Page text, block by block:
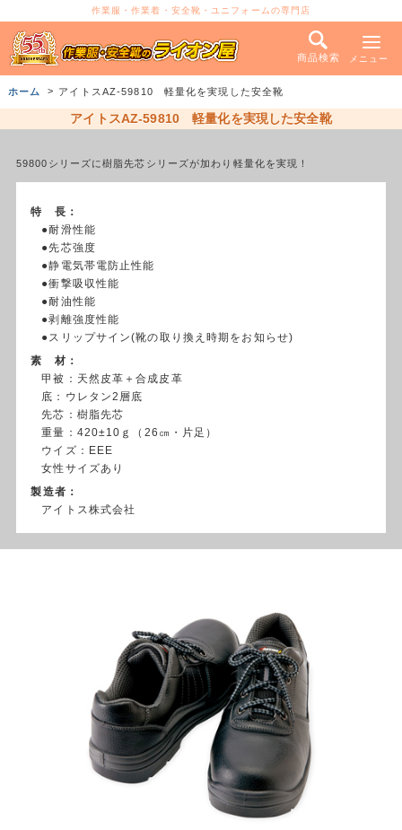
作業服・作業着・安全靴・ユニフォームの専門店
商品検索 メニュー
ホーム アイトスAZ-59810 軽量化を実現した安全靴
アイトスAZ-59810 軽量化を実現した安全靴
59800シリーズに樹脂先芯シリーズが加わり軽量化を実現！
特 長：
●耐滑性能
●先芯強度
●静電気帯電防止性能
●衝撃吸収性能
●耐油性能
●剥離強度性能
●スリップサイン(靴の取り換え時期をお知らせ)
素 材：
甲被：天然皮革＋合成皮革
底：ウレタン2層底
先芯：樹脂先芯
重量：420±10ｇ（26㎝・片足）
ウイズ：EEE
女性サイズあり
製造者：
アイトス株式会社